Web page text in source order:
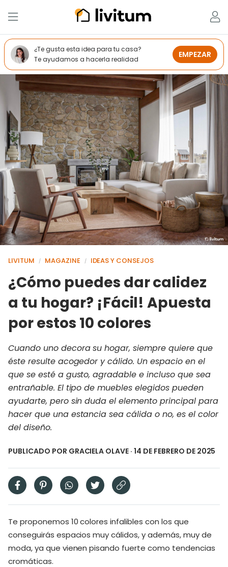
LIVITUM / MAGAZINE / IDEAS Y CONSEJOS
¿Cómo puedes dar calidez
a tu hogar? ¡Fácil! Apuesta
por estos 10 colores
Cuando uno decora su hogar, siempre quiere que
éste resulte acogedor y cálido. Un espacio en el
que se esté a gusto, agradable e incluso que sea
entrañable. El tipo de muebles elegidos pueden
ayudarte, pero sin duda el elemento principal para
hacer que una estancia sea cálida o no, es el color
del diseño.
PUBLICADO POR GRACIELA OLAVE · 14 DE FEBRERO DE 2025
Te proponemos 10 colores infalibles con los que
conseguirás espacios muy cálidos, y además, muy de
moda, ya que vienen pisando fuerte como tendencias
cromáticas.
¿Te gusta esta idea para tu casa?
Te ayudamos a hacerla realidad
EMPEZAR